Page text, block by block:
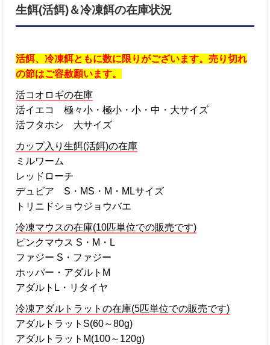
生餌(活餌)＆冷凍餌の在庫状況
活餌、冷凍餌ともに数に限りがございます。売り切れ
の節はご容赦願います。
活コオロギの在庫
活イエコ 極々小・極小・小・中・大サイズ
活フタホシ 大サイズ
カップ入り生餌(活餌)の在庫
ミルワーム
レッドローチ
デュビア S・MS・M・MLサイズ
トリニドショウジョウバエ
冷凍マウスの在庫(10匹単位での販売です)
ピンクマウス S・M・L
ファジー S・ファジー
ホッパー・アダルトM
アダルトL・リタイヤ
冷凍アダルトラットの在庫(5匹単位での販売です)
アダルトラットS(60～80g)
アダルトラットM(100～120g)